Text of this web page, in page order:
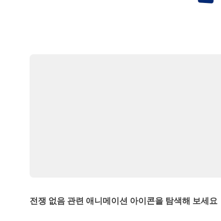
전쟁 없음 관련 애니메이션 아이콘을 탐색해 보세요